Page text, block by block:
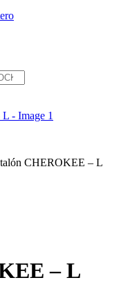
CHEROKEE – L
– L